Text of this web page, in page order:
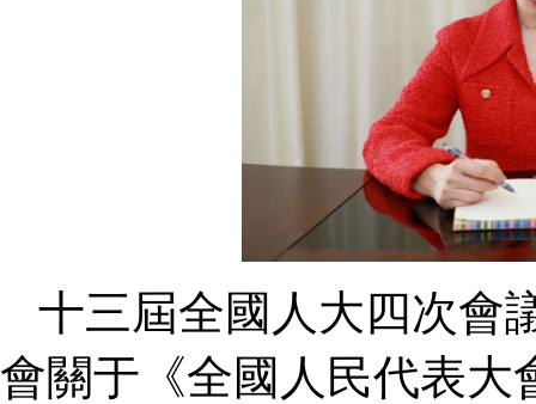
十三屆全國人大四次會
會關于《全國人民代表大